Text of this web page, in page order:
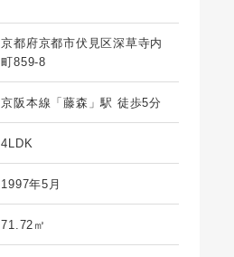
京都府京都市伏見区深草寺内
町859-8
京阪本線「藤森」駅 徒歩5分
4LDK
1997年5月
71.72㎡